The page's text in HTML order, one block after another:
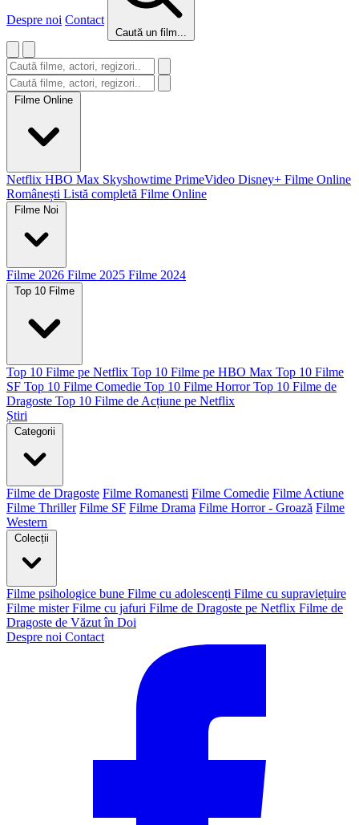
Despre noi Contact
Caută un film...
Filme Online
Netflix HBO Max Skyshowtime PrimeVideo Disney+ Filme Online
Românești Listă completă Filme Online
Filme Noi
Filme 2026 Filme 2025 Filme 2024
Top 10 Filme
Top 10 Filme pe Netflix Top 10 Filme pe HBO Max Top 10 Filme
SF Top 10 Filme Comedie Top 10 Filme Horror Top 10 Filme de
Dragoste Top 10 Filme de Acțiune pe Netflix
Știri
Categorii
Filme de Dragoste Filme Romanesti Filme Comedie Filme Actiune
Filme Thriller Filme SF Filme Drama Filme Horror - Groază Filme
Western
Colecții
Filme psihologice bune Filme cu adolescenți Filme cu supraviețuire
Filme mister Filme cu jafuri Filme de Dragoste pe Netflix Filme de
Dragoste de Văzut în Doi
Despre noi Contact